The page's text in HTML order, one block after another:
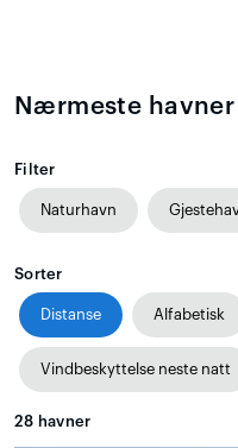
Nærmeste
Filter
Naturhavn
Sorter
Distanse Alfabetisk
Vindbeskyttelse neste natt
28 havner